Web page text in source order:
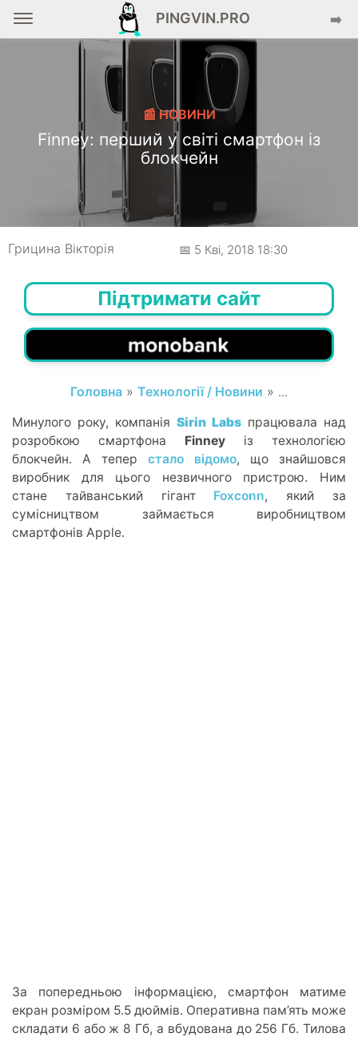
PINGVIN.PRO ➡️
📰 НОВИНИ
Finney: перший у світі смартфон із
блокчейн
Грицина Вікторія 📅 5 Кві, 2018 18:30
Підтримати сайт
Головна » Технології / Новини » ...
Минулого року, компанія Sirin Labs працювала над
розробкою смартфона Finney із технологією
блокчейн. А тепер стало відомо, що знайшовся
виробник для цього незвичного пристрою. Ним
стане тайванський гігант Foxconn, який за
сумісництвом займається виробництвом
смартфонів Apple.
За попередньою інформацією, смартфон матиме
екран розміром 5.5 дюймів. Оперативна пам’ять може
складати 6 або ж 8 Гб, а вбудована до 256 Гб. Тилова